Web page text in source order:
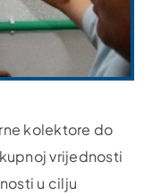
kolektore do
vrijednosti
u cilju